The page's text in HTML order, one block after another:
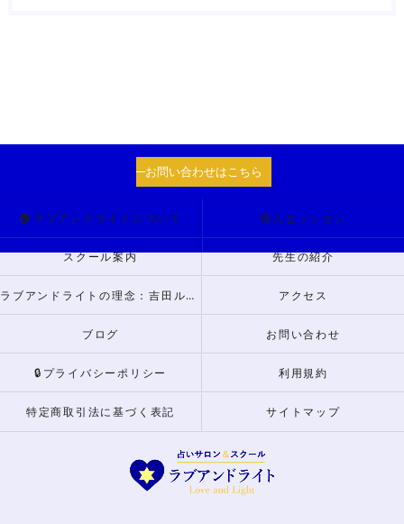
お問い合わせはこちら
🏠ラブアンドライトについて 個人セッション
スクール案内 先生の紹介
ラブアンドライトの理念：吉田ルナからのメッセージ アクセス
ブログ お問い合わせ
🔒プライバシーポリシー 利用規約
特定商取引法に基づく表記 サイトマップ